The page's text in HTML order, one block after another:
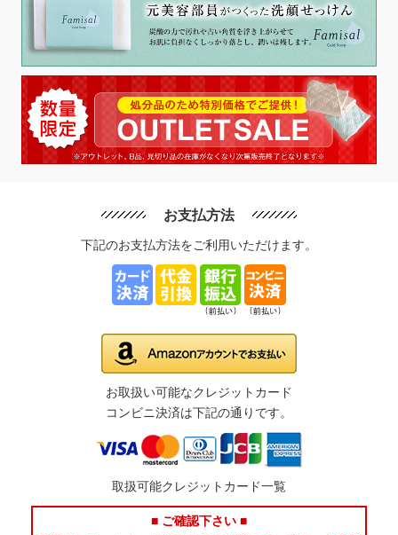
お支払方法
下記のお支払方法をご利用いただけます。
お取扱い可能なクレジットカード
コンビニ決済は下記の通りです。
取扱可能クレジットカード一覧
■ ご確認下さい ■